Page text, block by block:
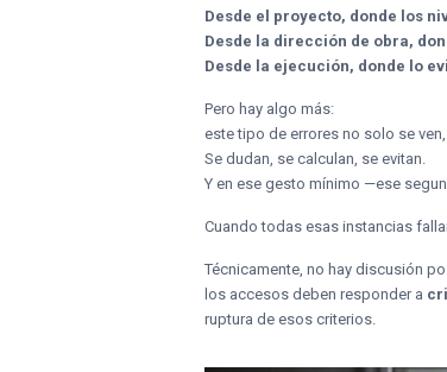
Desde el proyecto, donde los
Desde la dirección de obra,
Desde la ejecución, donde lo
Pero hay algo más:
este tipo de errores no solo se
Se dudan, se calculan, se evitan.
Y en ese gesto mínimo —ese
Cuando todas esas instancias
Técnicamente, no hay discusión
los accesos deben responder a
ruptura de esos criterios.